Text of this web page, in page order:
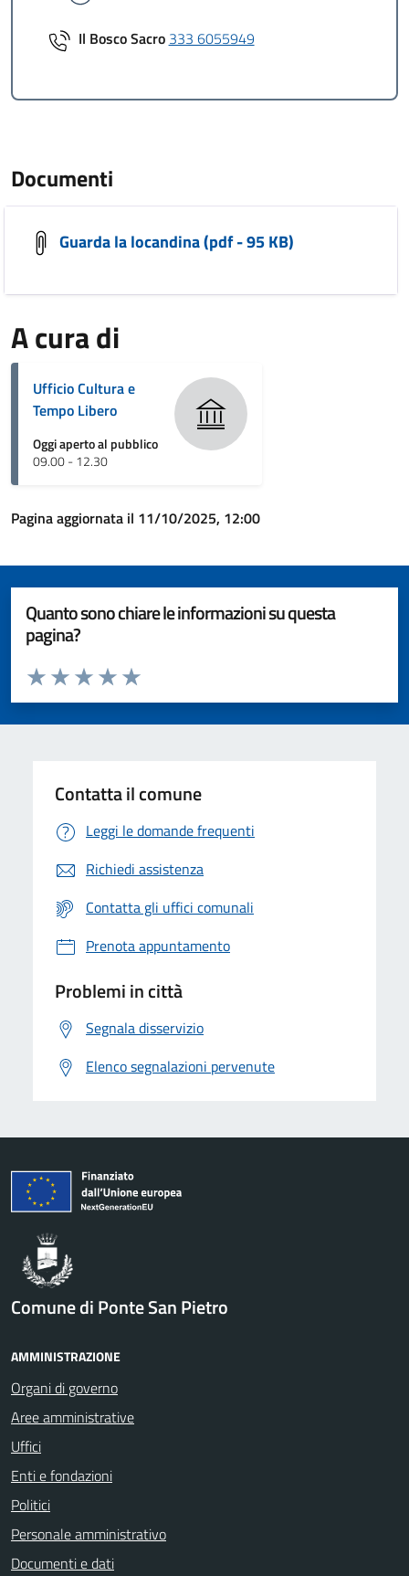
Il Bosco Sacro 333 6055949
Documenti
Guarda la locandina (pdf - 95 KB)
A cura di
Ufficio Cultura e
Tempo Libero
Oggi aperto al pubblico
09.00 - 12.30
Pagina aggiornata il 11/10/2025, 12:00
Quanto sono chiare le informazioni su questa
pagina?
Valuta da 1 a 5 stelle la pagina
Valuta 5 stelle su 5
Valuta 4 stelle su 5
Valuta 3 stelle su 5
Valuta 2 stelle su 5
Valuta 1 stelle su 5
Contatta il comune
Leggi le domande frequenti
Richiedi assistenza
Contatta gli uffici comunali
Prenota appuntamento
Problemi in città
Segnala disservizio
Elenco segnalazioni pervenute
Comune di Ponte San Pietro
AMMINISTRAZIONE
Organi di governo
Aree amministrative
Uffici
Enti e fondazioni
Politici
Personale amministrativo
Documenti e dati